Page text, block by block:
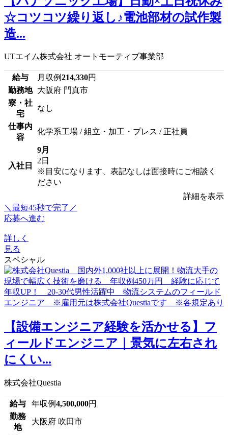
☆コツコツ繰り返し♪電池部材の試作製
造...
UTエイム株式会社 オートモーティブ事業部
給与 月収例214,330円
勤務地 大阪府 門真市
寮・社
宅
なし
仕事内
容
化学系工場 / 組立・加工・プレス / 正社員
入社日
9月
2日
※目安になります、表記なしは面接時にご相談く
ださい
詳細を表示
＼最短45秒で完了／
応募へ進む
詳しく
見る
スペシャル
【設備エンジニア経験を活かせる】フ
ィールドエンジニア｜景気に左右され
にくい...
株式会社Questia
給与 年収例4,500,000円
勤務
地
大阪府 吹田市